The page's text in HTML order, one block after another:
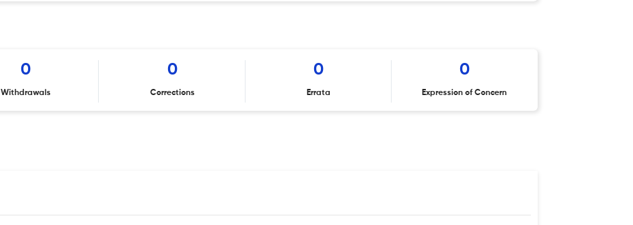
0
Withdrawals
0
Corrections
0
Errata
0
Expression of Concern